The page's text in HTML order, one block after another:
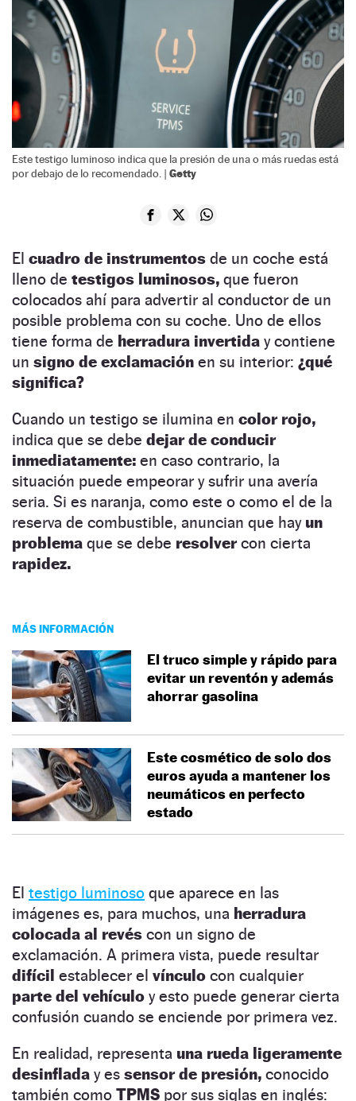
Este testigo luminoso indica que la presión de una o más ruedas está
por debajo de lo recomendado. | Getty
El cuadro de instrumentos de un coche está
lleno de testigos luminosos, que fueron
colocados ahí para advertir al conductor de un
posible problema con su coche. Uno de ellos
tiene forma de herradura invertida y contiene
un signo de exclamación en su interior: ¿qué
significa?
Cuando un testigo se ilumina en color rojo,
indica que se debe dejar de conducir
inmediatamente: en caso contrario, la
situación puede empeorar y sufrir una avería
seria. Si es naranja, como este o como el de la
reserva de combustible, anuncian que hay un
problema que se debe resolvercon cierta
rapidez.
MÁS INFORMACIÓN
El truco simple y rápido para
evitar un reventón y además
ahorrar gasolina
Este cosmético de solo dos
euros ayuda a mantener los
neumáticos en perfecto
estado
El testigo luminoso que aparece en las
imágenes es, para muchos, una herradura
colocada al revés con un signo de
exclamación. A primera vista, puede resultar
difícil establecer el vínculo con cualquier
parte del vehículo y esto puede generar cierta
confusión cuando se enciende por primera vez.
En realidad, representa una rueda ligeramente
desinflada y es sensor de presión, conocido
también como TPMS por sus siglas en inglés: